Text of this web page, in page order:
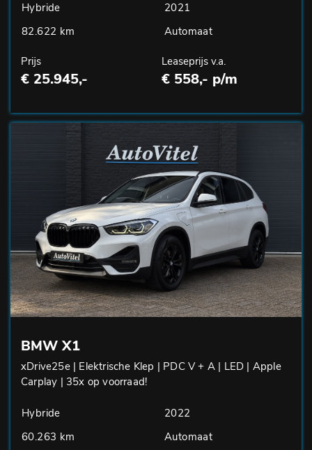
Hybride
2021
82.622 km
Automaat
Prijs
€ 25.945,-
Leaseprijs v.a.
€ 558,- p/m
BMW X1
xDrive25e | Elektrische Klep | PDC V + A | LED | Apple
Carplay | 35x op voorraad!
Hybride
2022
60.263 km
Automaat